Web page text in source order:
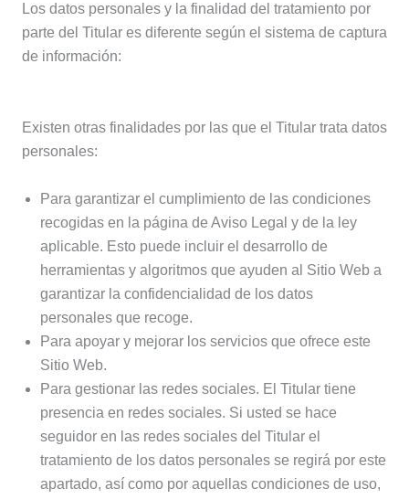
Los datos personales y la finalidad del tratamiento por
parte del Titular es diferente según el sistema de captura
de información:
Existen otras finalidades por las que el Titular trata datos
personales:
Para garantizar el cumplimiento de las condiciones
recogidas en la página de Aviso Legal y de la ley
aplicable. Esto puede incluir el desarrollo de
herramientas y algoritmos que ayuden al Sitio Web a
garantizar la confidencialidad de los datos
personales que recoge.
Para apoyar y mejorar los servicios que ofrece este
Sitio Web.
Para gestionar las redes sociales. El Titular tiene
presencia en redes sociales. Si usted se hace
seguidor en las redes sociales del Titular el
tratamiento de los datos personales se regirá por este
apartado, así como por aquellas condiciones de uso,